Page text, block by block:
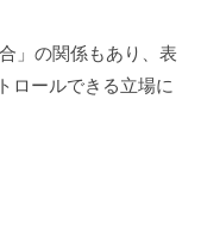
」の関係もあり、表
ロールできる立場に